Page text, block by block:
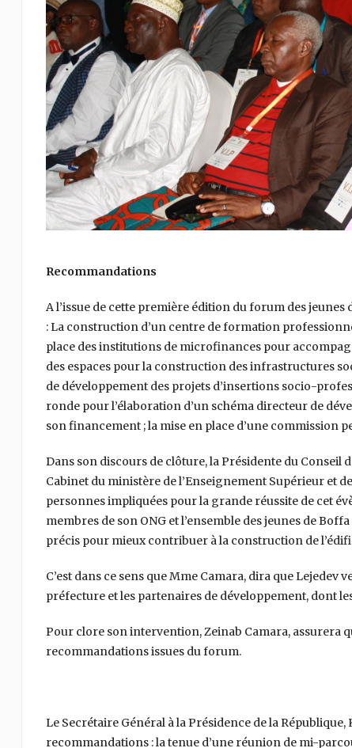
Recommandations
A l’issue de cette première édition du forum des
: La construction d’un centre de formation
place des institutions de microfinances pour
des espaces pour la construction des infrastructures
de développement des projets d’insertions socio-
ronde pour l’élaboration d’un schéma directeur de
son financement ; la mise en place d’une commission
Dans son discours de clôture, la Présidente du Conseil
Cabinet du ministère de l’Enseignement Supérieur et
personnes impliquées pour la grande réussite de cet
membres de son ONG et l’ensemble des jeunes de
précis pour mieux contribuer à la construction de
C’est dans ce sens que Mme Camara, dira que
préfecture et les partenaires de développement, dont
Pour clore son intervention, Zeinab Camara, assurera
recommandations issues du forum.
Le Secrétaire Général à la Présidence de la
recommandations : la tenue d’une réunion de mi-